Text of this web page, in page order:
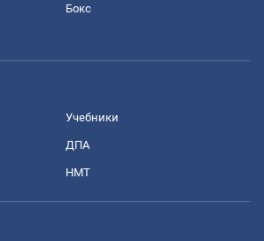
Бокс
Учебники
ДПА
НМТ